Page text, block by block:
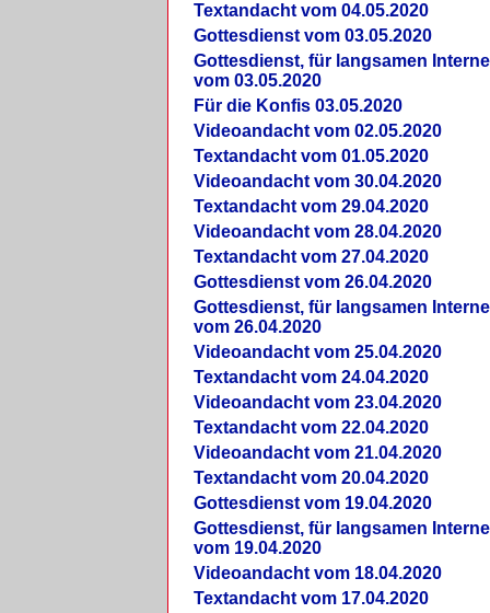
Textandacht vom 04.05.2020
Gottesdienst vom 03.05.2020
Gottesdienst, für langsamen
vom 03.05.2020
Für die Konfis 03.05.2020
Videoandacht vom 02.05.2020
Textandacht vom 01.05.2020
Videoandacht vom 30.04.2020
Textandacht vom 29.04.2020
Videoandacht vom 28.04.2020
Textandacht vom 27.04.2020
Gottesdienst vom 26.04.2020
Gottesdienst, für langsamen
vom 26.04.2020
Videoandacht vom 25.04.2020
Textandacht vom 24.04.2020
Videoandacht vom 23.04.2020
Textandacht vom 22.04.2020
Videoandacht vom 21.04.2020
Textandacht vom 20.04.2020
Gottesdienst vom 19.04.2020
Gottesdienst, für langsamen
vom 19.04.2020
Videoandacht vom 18.04.2020
Textandacht vom 17.04.2020